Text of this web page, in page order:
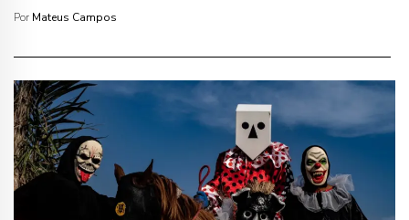
Por Mateus Campos